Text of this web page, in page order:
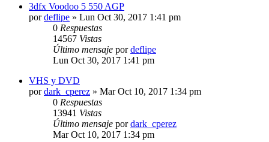
3dfx Voodoo 5 550 AGP
pordeflipe » Lun Oct 30, 2017 1:41 pm
0 Respuestas
14567 Vistas
Último mensaje pordeflipe
Lun Oct 30, 2017 1:41 pm
VHS y DVD
pordark_cperez » Mar Oct 10, 2017 1:34 pm
0 Respuestas
13941 Vistas
Último mensaje pordark_cperez
Mar Oct 10, 2017 1:34 pm